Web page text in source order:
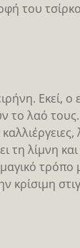
του
Εκεί,
το λαό
τη λίμνη
κρίσιμη